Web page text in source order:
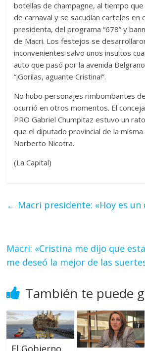
botellas de champagne, al tiempo
de carnaval y se sacudían carteles en
presidenta, del programa “678” y
de Macri. Los festejos se
inconvenientes salvo unos insultos
auto que pasó por la avenida
“¡Gorilas, aguante Cristina!”.
No hubo personajes rimbombantes
ocurrió en otros momentos. El
PRO Gabriel Chumpitaz estuvo un
que el diputado provincial de la misma
Norberto Nicotra.
(La Capital)
← Macri presidente: «Hoy es un
Macri: «Cristina me dijo que
me deseó la mejor de las
También te puede
El Gobierno